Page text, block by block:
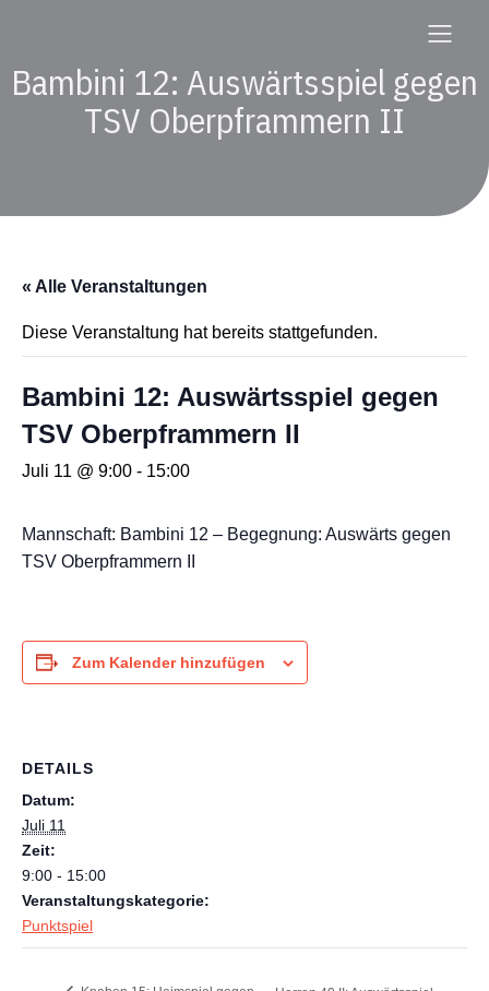
Bambini 12: Auswärtsspiel gegen
TSV Oberpframmern II
« Alle Veranstaltungen
Diese Veranstaltung hat bereits stattgefunden.
Bambini 12: Auswärtsspiel gegen
TSV Oberpframmern II
Juli 11 @ 9:00 - 15:00
Mannschaft: Bambini 12 – Begegnung: Auswärts gegen
TSV Oberpframmern II
Zum Kalender hinzufügen
DETAILS
Datum:
Juli 11
Zeit:
9:00 - 15:00
Veranstaltungskategorie:
Punktspiel